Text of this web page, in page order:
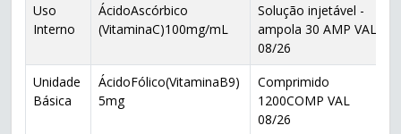
Uso
Interno
ÁcidoAscórbico
(VitaminaC)100mg/mL
Solução injetável -
ampola 30 AMP VAL
08/26
Unidade
Básica
ÁcidoFólico(VitaminaB9)
5mg
Comprimido
1200COMP VAL
08/26